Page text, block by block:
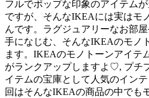
フルでポップな印象のアイテム
ですが、そんなIKEAには実はモ
んです。ラグジュアリーなお部
手になじむ、そんなIKEAのモノ
ます。IKEAのモノトーンアイテ
がランクアップしますよ♡, プチ
イテムの宝庫として人気のイン
回はそんなIKEAの商品の中でも